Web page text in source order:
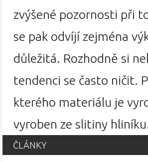
zvýšené pozornosti při
se pak odvíjí zejména
důležitá. Rozhodně si
tendenci se často ničit.
kterého materiálu je
vyroben ze slitiny
ČLÁNKY